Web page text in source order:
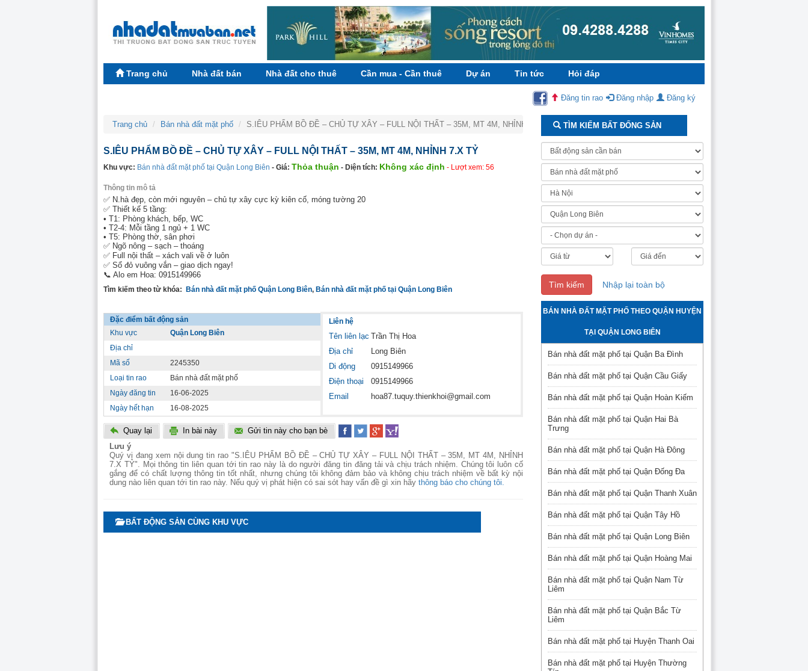
Trang chủ Nhà đất bán Nhà đất cho thuê Cần mua - Cần thuê Dự án Tin tức Hỏi đáp
Đăng ký
Đăng nhập
Đăng tin rao
Trang chủ Bán nhà đất mặt phố S.IÊU PHẨM BỒ ĐỀ – CHỦ TỰ XÂY – FULL NỘI THẤT – 35M, MT 4M, NHỈNH 7.X TỶ
S.IÊU PHẨM BỒ ĐỀ – CHỦ TỰ XÂY – FULL NỘI THẤT – 35M, MT 4M, NHỈNH 7.X TỶ
Khu vực: Bán nhà đất mặt phố tại Quận Long Biên - Giá: Thỏa thuận - Diện tích: Không xác định - Lượt xem: 56
Thông tin mô tả
✅ N.hà đẹp, còn mới nguyên – chủ tự xây cực kỳ kiên cố, móng tường 20
✅ Thiết kế 5 tầng:
• T1: Phòng khách, bếp, WC
• T2-4: Mỗi tầng 1 ngủ + 1 WC
• T5: Phòng thờ, sân phơi
✅ Ngõ nông – sạch – thoáng
✅ Full nội thất – xách vali về ở luôn
✅ Sổ đỏ vuông vắn – giao dịch ngay!
📞 Alo em Hoa: 0915149966
Tìm kiếm theo từ khóa: Bán nhà đất mặt phố Quận Long Biên, Bán nhà đất mặt phố tại Quận Long Biên
Đặc điểm bất động sản
Khu vực
Quận Long Biên
Địa chỉ
Mã số
2245350
Loại tin rao
Bán nhà đất mặt phố
Ngày đăng tin
16-06-2025
Ngày hết hạn
16-08-2025
Liên hệ
Tên liên lạc Trần Thị Hoa
Địa chỉ
Long Biên
Di động
0915149966
Điện thoại
0915149966
Email
hoa87.tuquy.thienkhoi@gmail.com
Quay lại In bài này
Gửi tin này cho bạn bè
Lưu ý
Quý vị đang xem nội dung tin rao "S.IÊU PHẨM BỒ ĐỀ – CHỦ TỰ XÂY – FULL NỘI THẤT – 35M, MT 4M, NHỈNH
7.X TỶ". Mọi thông tin liên quan tới tin rao này là do người đăng tin đăng tải và chịu trách nhiệm. Chúng tôi luôn cố
gắng để có chất lượng thông tin tốt nhất, nhưng chúng tôi không đảm bảo và không chịu trách nhiệm về bất kỳ nội
dung nào liên quan tới tin rao này. Nếu quý vị phát hiện có sai sót hay vấn đề gì xin hãy thông báo cho chúng tôi.
BẤT ĐỘNG SẢN CÙNG KHU VỰC
TÌM KIẾM BẤT ĐỐNG SẢN
Tìm kiếm Nhập lại toàn bộ
BÁN NHÀ ĐẤT MẶT PHỐ THEO QUẬN HUYỆN
TẠI QUẬN LONG BIÊN
Bán nhà đất mặt phố tại Quận Ba Đình
Bán nhà đất mặt phố tại Quận Cầu Giấy
Bán nhà đất mặt phố tại Quận Hoàn Kiếm
Bán nhà đất mặt phố tại Quận Hai Bà
Trưng
Bán nhà đất mặt phố tại Quận Hà Đông
Bán nhà đất mặt phố tại Quận Đống Đa
Bán nhà đất mặt phố tại Quận Thanh Xuân
Bán nhà đất mặt phố tại Quận Tây Hồ
Bán nhà đất mặt phố tại Quận Long Biên
Bán nhà đất mặt phố tại Quận Hoàng Mai
Bán nhà đất mặt phố tại Quận Nam Từ
Liêm
Bán nhà đất mặt phố tại Quận Bắc Từ
Liêm
Bán nhà đất mặt phố tại Huyện Thanh Oai
Bán nhà đất mặt phố tại Huyện Thường